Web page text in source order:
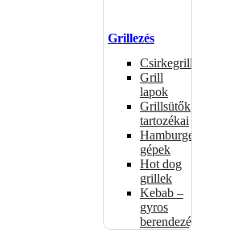
Grillezés
Csirkegrillek
Grill
lapok
Grillsütők
tartozékai
Hamburgerformázó
gépek
Hot dog
grillek
Kebab –
gyros
berendezés